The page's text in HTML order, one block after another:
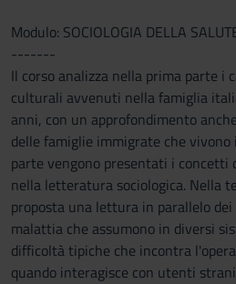
Modulo: SOCIOLOGIA DELLA
-------
Il corso analizza nella prima parte i
culturali avvenuti nella famiglia
anni, con un approfondimento
delle famiglie immigrate che vivono
parte vengono presentati i concetti
nella letteratura sociologica. Nella
proposta una lettura in parallelo
malattia che assumono in diversi
difficoltà tipiche che incontra
quando interagisce con utenti